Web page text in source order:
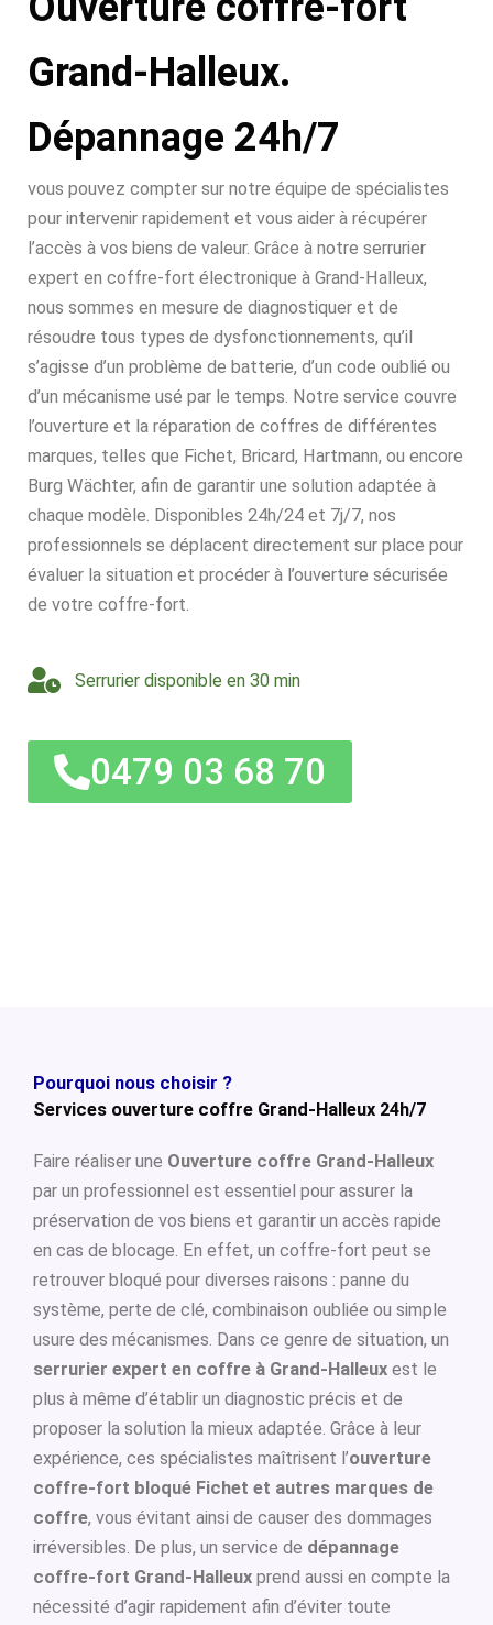
Grand-Halleux.
Dépannage 24h/7
vous pouvez compter sur notre équipe de spécialistes
pour intervenir rapidement et vous aider à récupérer
l’accès à vos biens de valeur. Grâce à notre serrurier
expert en coffre-fort électronique à Grand-Halleux,
nous sommes en mesure de diagnostiquer et de
résoudre tous types de dysfonctionnements, qu’il
s’agisse d’un problème de batterie, d’un code oublié ou
d’un mécanisme usé par le temps. Notre service couvre
l’ouverture et la réparation de coffres de différentes
marques, telles que Fichet, Bricard, Hartmann, ou encore
Burg Wächter, afin de garantir une solution adaptée à
chaque modèle. Disponibles 24h/24 et 7j/7, nos
professionnels se déplacent directement sur place pour
évaluer la situation et procéder à l’ouverture sécurisée
de votre coffre-fort.
Serrurier disponible en 30 min
0479 03 68 70
Pourquoi nous choisir ?
Services ouverture coffre Grand-Halleux 24h/7
Faire réaliser une Ouverture coffre Grand-Halleux
par un professionnel est essentiel pour assurer la
préservation de vos biens et garantir un accès rapide
en cas de blocage. En effet, un coffre-fort peut se
retrouver bloqué pour diverses raisons : panne du
système, perte de clé, combinaison oubliée ou simple
usure des mécanismes. Dans ce genre de situation, un
serrurier expert en coffre à Grand-Halleux est le
plus à même d’établir un diagnostic précis et de
proposer la solution la mieux adaptée. Grâce à leur
expérience, ces spécialistes maîtrisent l’ouverture
coffre-fort bloqué Fichet et autres marques de
coffre, vous évitant ainsi de causer des dommages
irréversibles. De plus, un service de dépannage
coffre-fort Grand-Halleux prend aussi en compte la
nécessité d’agir rapidement afin d’éviter toute